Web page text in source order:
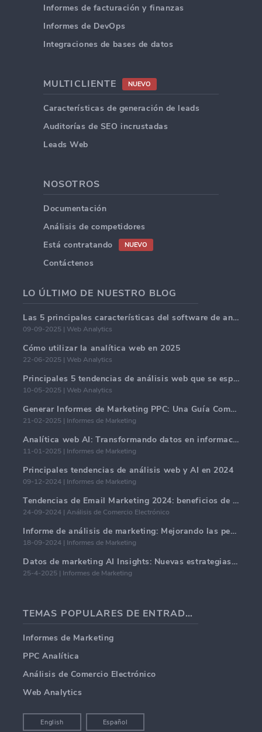
Informes de facturación y finanzas
Informes de DevOps
Integraciones de bases de datos
MULTICLIENTE NUEVO
Características de generación de leads
Auditorías de SEO incrustadas
Leads Web
NOSOTROS
Documentación
Análisis de competidores
Está contratando
NUEVO
Contáctenos
LO ÚLTIMO DE NUESTRO BLOG
Las 5 principales características del software de análisis web en 2025.
09-09-2025 | Web Analytics
Cómo utilizar la analítica web en 2025
22-06-2025 | Web Analytics
Principales 5 tendencias de análisis web que se espera dominen en 2025
10-05-2025 | Web Analytics
Generar Informes de Marketing PPC: Una Guía Completa
21-02-2025 | Informes de Marketing
Analítica web AI: Transformando datos en información con precisión
11-01-2025 | Informes de Marketing
Principales tendencias de análisis web y AI en 2024
09-12-2024 | Informes de Marketing
Tendencias de Email Marketing 2024: beneficios de la hiper-personalización
24-09-2024 | Análisis de Comercio Electrónico
Informe de análisis de marketing: Mejorando las perspectivas comerciales
18-09-2024 | Informes de Marketing
Datos de marketing AI Insights: Nuevas estrategias comerciales para 2024
25-4-2025 | Informes de Marketing
TEMAS POPULARES DE ENTRADAS DE BLOG
Informes de Marketing
PPC Analítica
Análisis de Comercio Electrónico
Web Analytics
English Español